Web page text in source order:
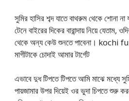
সুমির হাসির শব্দ যাতে বাথরুম থেকে শোনা
টেনে বাইরের দিকের বারান্দায় নিয়ে যেতাম,
থেকে অন্য কেউ শুনতে পাবেনা।
মাগীটাকে চোদাই আমার টার্গেট
এভাবে দুধ টিপতে টিপতে আমি মাঝে মধ্যে
পায়জামার উপর দিয়েই ওর ভুদা চিপতে শুরু